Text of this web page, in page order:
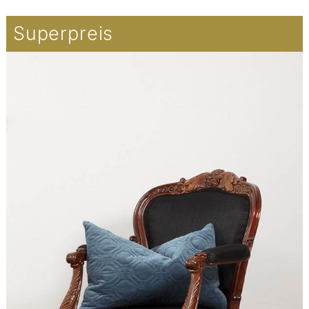
Superpreis